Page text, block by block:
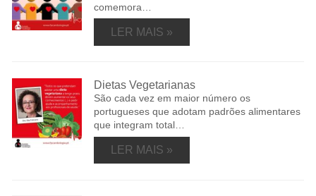
comemora…
LER MAIS »
Dietas Vegetarianas
São cada vez em maior número os
portugueses que adotam padrões alimentares
que integram total…
LER MAIS »